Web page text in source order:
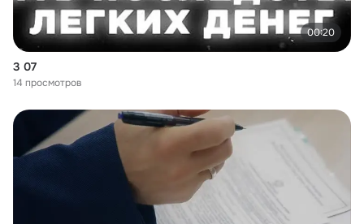
00:20
3 07
14 просмотров